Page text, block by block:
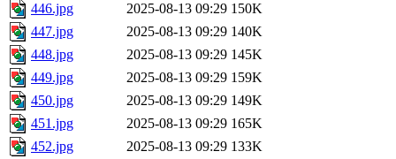
446.jpg
2025-08-13 09:29 150K
447.jpg
2025-08-13 09:29 140K
448.jpg
2025-08-13 09:29 145K
449.jpg
2025-08-13 09:29 159K
450.jpg
2025-08-13 09:29 149K
451.jpg
2025-08-13 09:29 165K
452.jpg
2025-08-13 09:29 133K